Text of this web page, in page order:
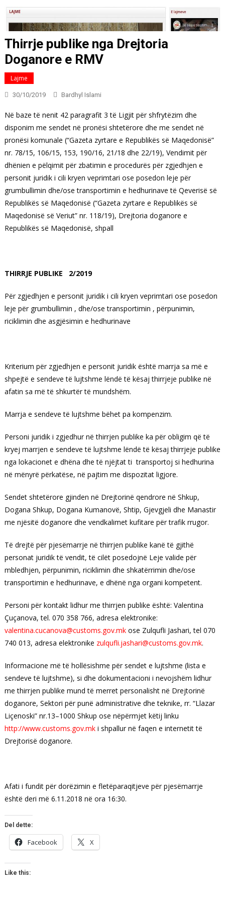
Thirrje publike nga Drejtoria
Doganore e RMV
Lajme
30/10/2019 Bardhyl Islami
Në baze të nenit 42 paragrafit 3 të Ligjit për shfrytëzim dhe
disponim me sendet në pronësi shtetërore dhe me sendet në
pronësi komunale (“Gazeta zyrtare e Republikës së Maqedonisë”
nr. 78/15, 106/15, 153, 190/16, 21/18 dhe 22/19), Vendimit për
dhënien e pëlqimit për zbatimin e procedurës për zgjedhjen e
personit juridik i cili kryen veprimtari ose posedon leje për
grumbullimin dhe/ose transportimin e hedhurinave të Qeverisë së
Republikës së Maqedonisë (“Gazeta zyrtare e Republikës së
Maqedonisë së Veriut” nr. 118/19), Drejtoria doganore e
Republikës së Maqedonisë, shpall
THIRRJE PUBLIKE 2/2019
Për zgjedhjen e personit juridik i cili kryen veprimtari ose posedon
leje për grumbullimin , dhe/ose transportimin , përpunimin,
riciklimin dhe asgjësimin e hedhurinave
Kriterium për zgjedhjen e personit juridik është marrja sa më e
shpejtë e sendeve të lujtshme lëndë të kësaj thirrjeje publike në
afatin sa më të shkurtër të mundshëm.
Marrja e sendeve të lujtshme bëhet pa kompenzim.
Personi juridik i zgjedhur në thirrjen publike ka për obligim që të
kryej marrjen e sendeve të lujtshme lëndë të kësaj thirrjeje publike
nga lokacionet e dhëna dhe të njëjtat ti transportoj si hedhurina
në mënyrë përkatëse, në pajtim me dispozitat ligjore.
Sendet shtetërore gjinden në Drejtorinë qendrore në Shkup,
Dogana Shkup, Dogana Kumanovë, Shtip, Gjevgjeli dhe Manastir
me njësitë doganore dhe vendkalimet kufitare për trafik rrugor.
Të drejtë për pjesëmarrje në thirrjen publike kanë të gjithë
personat juridik të vendit, të cilët posedojnë Leje valide për
mbledhjen, përpunimin, riciklimin dhe shkatërrimin dhe/ose
transportimin e hedhurinave, e dhënë nga organi kompetent.
Personi për kontakt lidhur me thirrjen publike është: Valentina
Çuçanova, tel. 070 358 766, adresa elektronike:
valentina.cucanova@customs.gov.mkose Zulqufli Jashari, tel 070
740 013, adresa elektronike zulqufli.jashari@customs.gov.mk.
Informacione më të hollësishme për sendet e lujtshme (lista e
sendeve të lujtshme), si dhe dokumentacioni i nevojshëm lidhur
me thirrjen publike mund të merret personalisht në Drejtorinë
doganore, Sektori për punë administrative dhe teknike, rr. “Llazar
Liçenoski” nr.13–1000 Shkup ose nëpërmjet këtij linku
http://www.customs.gov.mki shpallur në faqen e internetit të
Drejtorisë doganore.
Afati i fundit për dorëzimin e fletëparaqitjeve për pjesëmarrje
është deri më 6.11.2018 në ora 16:30.
Del dette:
Facebook X
Like this: